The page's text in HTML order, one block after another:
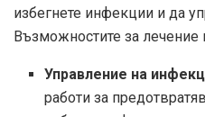
избегнете инфекции и да
Възможностите за лечение
Управление на
работи за